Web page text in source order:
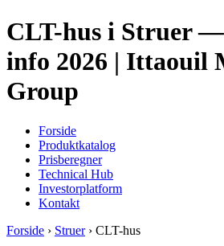
CLT-hus i Struer
info 2026 | Ittaouil
Group
Forside
Produktkatalog
Prisberegner
Technical Hub
Investorplatform
Kontakt
Forside › Struer› CLT-hus